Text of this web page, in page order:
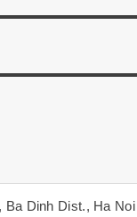
Ba Dinh Dist., Ha Noi